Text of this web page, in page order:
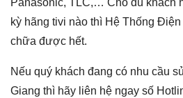
Panasonic, TLC,… Cho dù khách
kỳ hãng tivi nào thì Hệ Thống
chữa được hết.
Nếu quý khách đang có nhu cầu
Giang thì hãy liên hệ ngay số